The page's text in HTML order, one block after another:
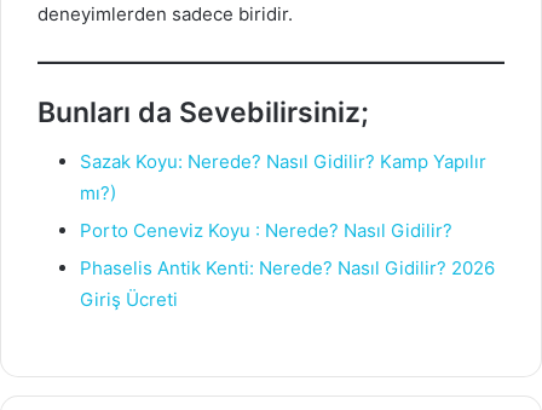
deneyimlerden sadece biridir.
Bunları da Sevebilirsiniz;
Sazak Koyu: Nerede? Nasıl Gidilir? Kamp Yapılır
mı?)
Porto Ceneviz Koyu : Nerede? Nasıl Gidilir?
Phaselis Antik Kenti: Nerede? Nasıl Gidilir? 2026
Giriş Ücreti